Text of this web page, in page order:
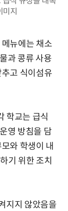
지
뉴에는 채소
과 콩류 사용
고 식이섬유
학교는 급식
영 방침을 담
와 학생이 내
기 위한 조치
지지 않았음을